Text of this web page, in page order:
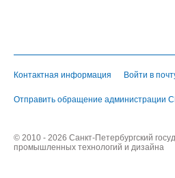
Контактная информация Войти в
Отправить обращение администрации
© 2010 - 2026 Санкт-Петербургский
промышленных технологий и дизайна